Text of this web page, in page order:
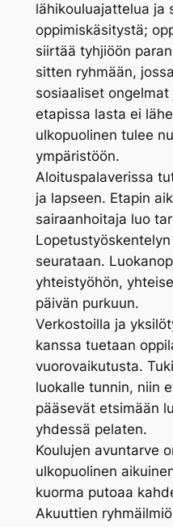
lähikouluajattelua ja
oppimiskäsitystä;
siirtää tyhjiöön
sitten ryhmään,
sosiaaliset
etapissa lasta ei
ulkopuolinen tulee
ympäristöön.
Aloituspalaverissa
ja lapseen. Etapin
sairaanhoitaja luo
seurataan.
yhteistyöhön,
päivän purkuun.
Verkostoilla ja
kanssa tuetaan
vuorovaikutusta.
luokalle tunnin, niin
pääsevät etsimään
yhdessä pelaten.
Koulujen avuntarve
ulkopuolinen
kuorma putoaa
Akuuttien